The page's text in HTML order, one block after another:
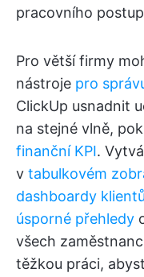
pracovního
Pro větší firmy
nástroje pro
ClickUp usnadnit
na stejné vlně,
finanční KPI.
v tabulkovém
dashboardy
úsporné přehledy
všech
těžkou práci,